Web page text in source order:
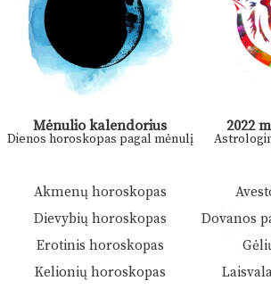
Mėnulio kalendorius
Dienos horoskopas pagal mėnulį
2022
Akmenų horoskopas
Dievybių horoskopas
Dovanos
Erotinis horoskopas
Kelionių horoskopas